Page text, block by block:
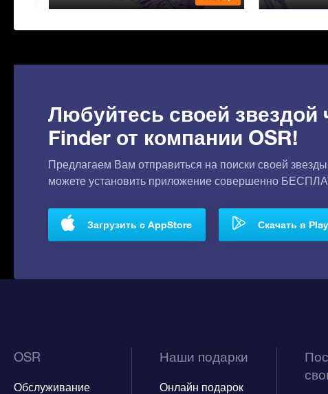
Любуйтесь своей звездой
Finder от компании OSR!
Предлагаем Вам отправиться на поиски своей
можете установить приложение совершенно
Загрузить с AppStore Скачать в
OSR
Обслуживание
Наши подарки
Онлайн подарок